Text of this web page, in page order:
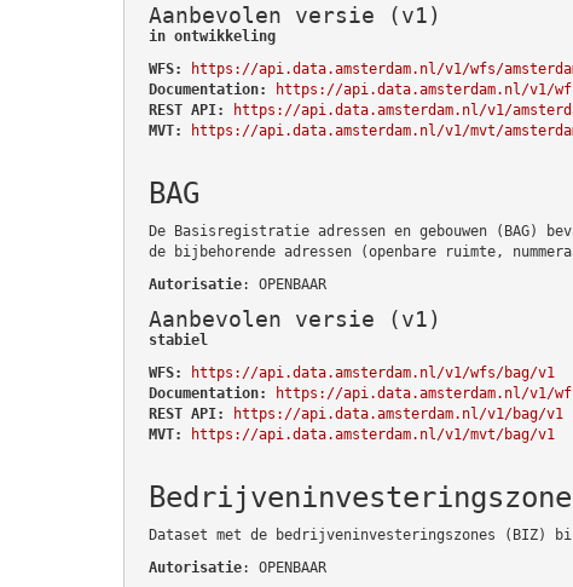
Aanbevolen versie (v1)
in ontwikkeling
WFS:
https://api.data.amsterdam.nl/v1/wfs/
Documentation:
https://api.data.amsterdam.nl/v1/
REST API:
https://api.data.amsterdam.nl/v1/
MVT:
https://api.data.amsterdam.nl/v1/mvt/
BAG
De Basisregistratie adressen en gebouwen (BAG)
de bijbehorende adressen (openbare ruimte,
Autorisatie: OPENBAAR
Aanbevolen versie (v1)
stabiel
WFS:
https://api.data.amsterdam.nl/v1/wfs/bag/v1
Documentation:
https://api.data.amsterdam.nl/v1/
REST API:
https://api.data.amsterdam.nl/v1/bag/v1
MVT:
https://api.data.amsterdam.nl/v1/mvt/bag/v1
Dataset met de bedrijveninvesteringszones (BIZ)
Autorisatie: OPENBAAR